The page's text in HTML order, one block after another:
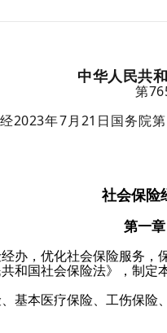
中华人民共
第
年7月21日国务院
社会保险
第一
办，优化社会保险服务，
和国社会保险法》，制定
基本医疗保险、工伤保险